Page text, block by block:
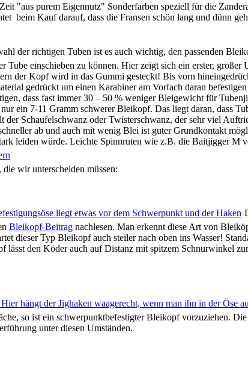
"aus purem Eigennutz" Sonderfarben speziell für die
beim Kauf darauf, dass die Fransen schön lang und dünn
der richtigen Tuben ist es auch wichtig, den passenden
Tube einschieben zu können. Hier zeigt sich ein erster,
der Kopf wird in das Gummi gesteckt! Bis vorn
gedrückt um einen Karabiner am Vorfach daran
dass fast immer 30 – 50 % weniger Bleigewicht für
ein 7-11 Gramm schwerer Bleikopf. Das liegt daran, dass
Schaufelschwanz oder Twisterschwanz, der sehr viel
ab und auch mit wenig Blei ist guter Grundkontakt
leiden würde. Leichte Spinnruten wie z.B. die Baitjigger M
wir unterscheiden müssen:
Bleikopf-Beitrag nachlesen. Man erkennt diese Art von
dieser Typ Bleikopf auch steiler nach oben ins Wasser!
den Köder auch auf Distanz mit spitzem Schnurwinkel
so ist ein schwerpunktbefestigter Bleikopf vorzuziehen.
unter diesen Umständen.